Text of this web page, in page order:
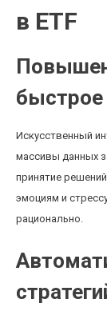
в ETF
быстрое
Искусственный
массивы данных
принятие
эмоциям и
рационально.